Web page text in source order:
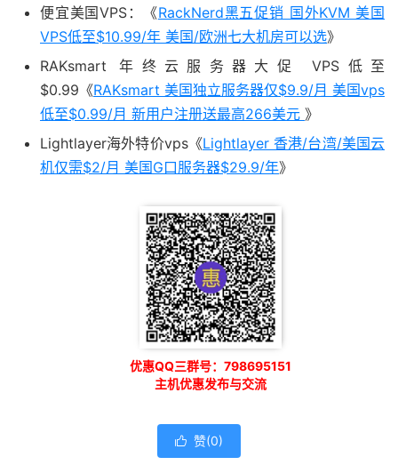
便宜美国VPS：《RackNerd黑五促销 国外KVM 美国
VPS低至$10.99/年 美国/欧洲七大机房可以选》
RAKsmart 年终云服务器大促 VPS低至
$0.99《RAKsmart 美国独立服务器仅$9.9/月 美国vps
低至$0.99/月 新用户注册送最高266美元 》
Lightlayer海外特价vps《Lightlayer 香港/台湾/美国云
机仅需$2/月 美国G口服务器$29.9/年》
优惠QQ三群号：798695151
主机优惠发布与交流
 赞(0)